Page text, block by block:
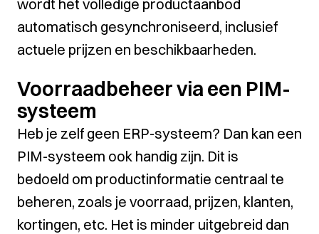
wordt het volledige productaanbod
automatisch gesynchroniseerd, inclusief
actuele prijzen en beschikbaarheden.
Voorraadbeheer via een PIM-
systeem
Heb je zelf geen ERP-systeem? Dan kan een
PIM-systeem ook handig zijn. Dit is
bedoeld om productinformatie centraal te
beheren, zoals je voorraad, prijzen, klanten,
kortingen, etc. Het is minder uitgebreid dan